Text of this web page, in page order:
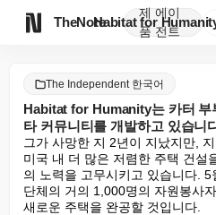
TheNote
제
품
에이
전트
The Independent 한국어
Habitat for Humanity는 카터 부
타 커뮤니티를 개발하고 있습니
그가 사망한 지 2년이 지났지만,
미국 내 더 많은 저렴한 주택 건설
의 노력을 고무시키고 있습니다.
단체의 거의 1,000명의 자원봉사
새로운 주택을 완공할 것입니다.